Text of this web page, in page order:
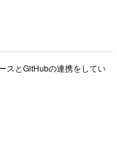
スとGitHubの連携をしてい